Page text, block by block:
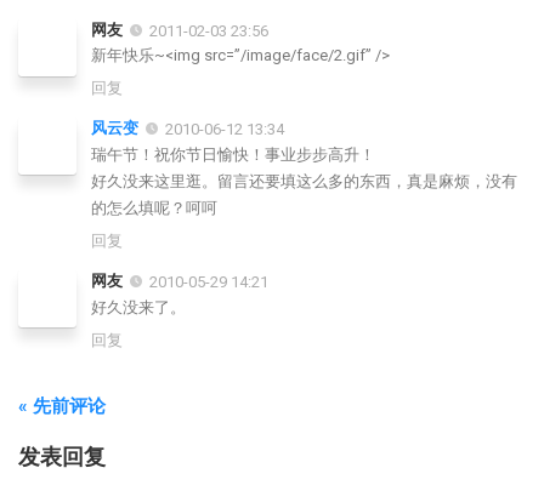
网友
2011-02-03 23:56
新年快乐~<img src=”/image/face/2.gif” />
回复
风云变
2010-06-12 13:34
瑞午节！祝你节日愉快！事业步步高升！
好久没来这里逛。留言还要填这么多的东西，真是麻烦，没有
的怎么填呢？呵呵
回复
网友
2010-05-29 14:21
好久没来了。
回复
« 先前评论
发表回复